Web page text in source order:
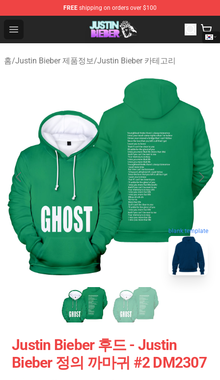
FREE shipping on orders over $100
Open menu
Justin Bieber Store - Official Justin Bieber Merchandise
홈/Justin Bieber 제품정보/Justin Bieber 카테고리
blank template
Justin Bieber 후드 - Justin
Bieber 정의 까마귀 #2 DM2307